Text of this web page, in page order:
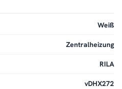
Weiß
Zentralheizung
RILA
vDHX272